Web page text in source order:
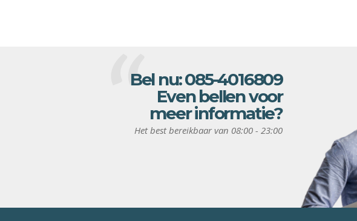
Bel nu:085-4016809
Even bellen voor
meer informatie?
Het best bereikbaar van 08:00 - 23:00